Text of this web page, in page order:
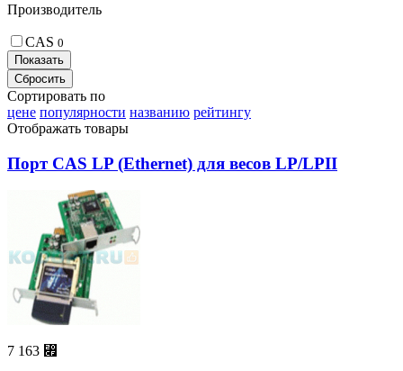
Производитель
CAS 0
Сортировать по
цене популярности названию рейтингу
Отображать товары
Порт CAS LP (Ethernet) для весов LP/LPII
7 163 ⃏